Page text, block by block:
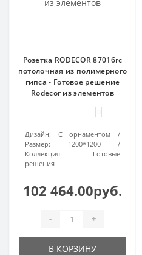
Розетка RODECOR 87016rc
потолочная из полимерного
гипса - Готовое решение
Rodecor из элементов
Дизайн:
С орнаментом
Размер:
1200*1200
Коллекция:
Готовые
решения
102 464.00руб.
- +
В КОРЗИНУ